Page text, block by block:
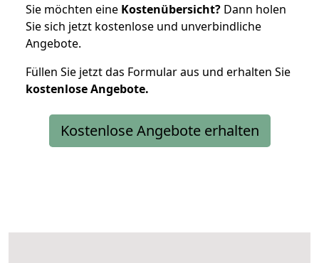
Sie möchten eine Kostenübersicht? Dann holen
Sie sich jetzt kostenlose und unverbindliche
Angebote.
Füllen Sie jetzt das Formular aus und erhalten Sie
kostenloseAngebote.
Kostenlose Angebote erhalten